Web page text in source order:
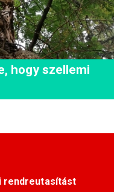
hogy szellemi
rendreutasítást